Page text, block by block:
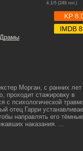
4.1/5 (249гол.)
Драмы
KP
IMDB
Морган, с ранних лет
проходит стажировку в
с психологической
отец Гарри
направлять его тёмные
наказания. ...